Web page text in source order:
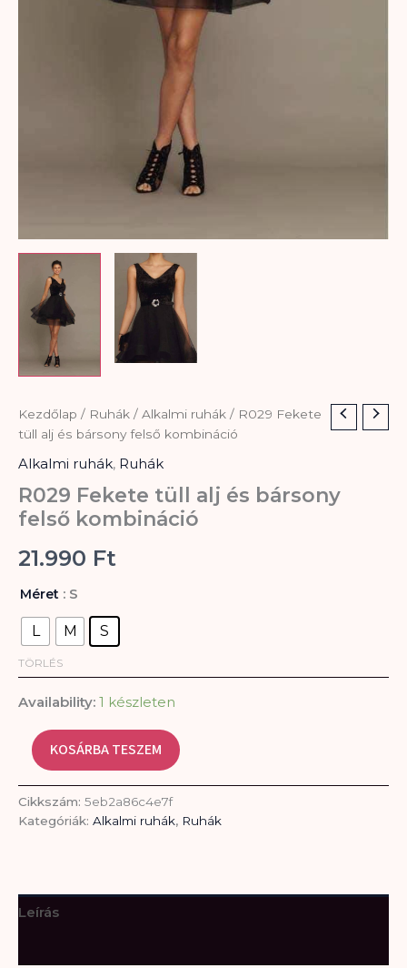
Kezdőlap / Ruhák / Alkalmi ruhák / R029 Fekete
tüll alj és bársony felső kombináció
Alkalmi ruhák, Ruhák
R029 Fekete tüll alj és bársony
felső kombináció
21.990 Ft
Méret : S
L M S
TÖRLÉS
Availability: 1 készleten
R029
Fekete
alj
és
bársony
felső
mennyiség
KOSÁRBA TESZEM
Cikkszám: 5eb2a86c4e7f
Kategóriák: Alkalmi ruhák, Ruhák
Leírás